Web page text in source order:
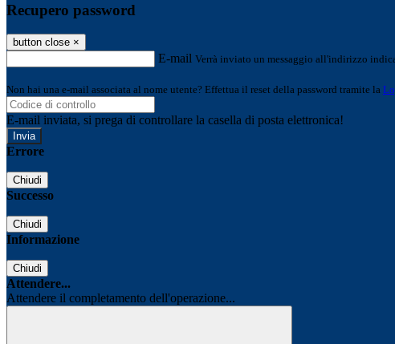
Recupero password
button close ×
E-mail Verrà inviato un messaggio all'indirizzo
Non hai una e-mail associata al nome utente? Effettua il reset della password tramite la
E-mail inviata, si prega di controllare la casella di posta elettronica!
Errore
Chiudi
Successo
Chiudi
Informazione
Chiudi
Attendere...
Attendere il completamento dell'operazione...